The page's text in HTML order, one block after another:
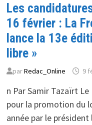
:
NOKIA
ET
MICROSOFT
VONT
S’ALLIER
Les
16 février : La
lance la 13e
libre »
parRedac_Online 9
n Par Samir Tazaïrt
pour la promotion du
année par le